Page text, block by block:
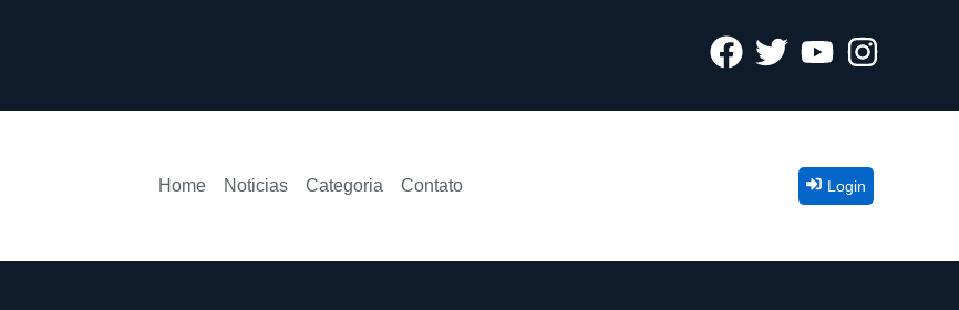
Home Noticias Categoria Contato Login